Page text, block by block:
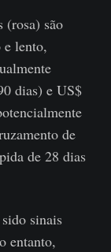
(rosa) são
e lento,
dias) e US$
de
de 28 dias
sinais
entanto,